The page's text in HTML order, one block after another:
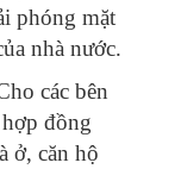
phóng mặt
nhà nước.
các bên
đồng
ở, căn hộ